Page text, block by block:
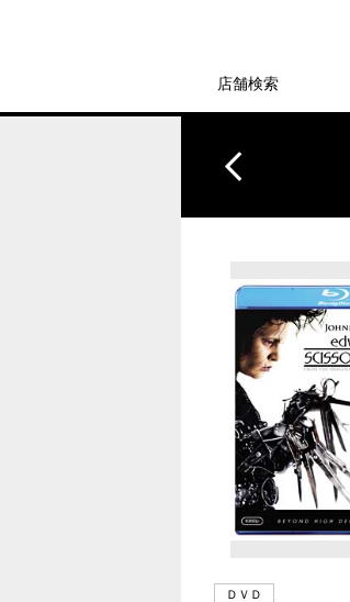
店舗検索
ＤＶＤ